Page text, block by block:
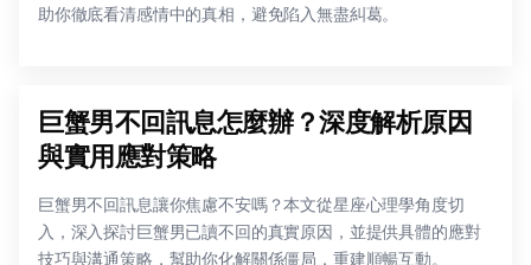
助你徹底看清感情中的真相，避免陷入無盡糾葛。
巨蟹男不回訊息怎麼辦？深度解析原因
與實用應對策略
巨蟹男不回訊息讓你焦慮不安嗎？本文從星座心理學角度切
入，深入探討巨蟹男已讀不回的真實原因，並提供具體的應對
技巧與溝通策略，幫助你化解關係僵局，重建順暢互動。